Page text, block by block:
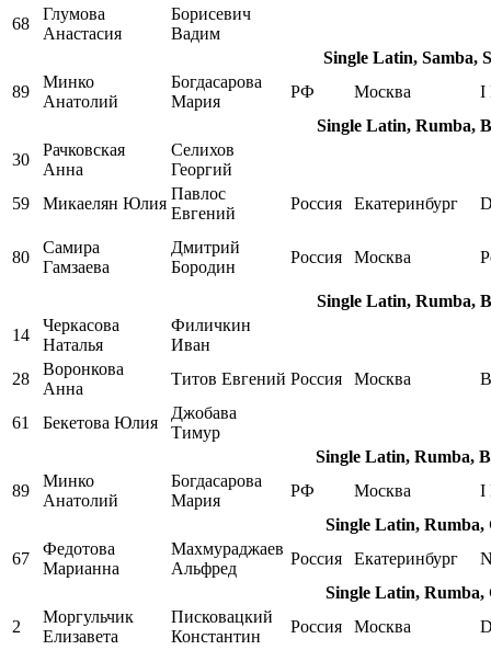
68
Глумова
Анастасия
Борисевич
Вадим
Single Latin, Samba,
89
Минко
Анатолий
Богдасарова
Мария
РФ Москва
I
Single Latin, Rumba,
30
Рачковская
Анна
Селихов
Георгий
59
Микаелян Юлия
Павлос
Евгений
Россия Екатеринбург
80
Самира
Гамзаева
Дмитрий
Бородин
Россия Москва
Single Latin, Rumba,
14
Черкасова
Наталья
Филичкин
Иван
28
Воронкова
Анна
Титов Евгений Россия Москва
61 Бекетова Юлия
Джобава
Тимур
Single Latin, Rumba,
89
Минко
Анатолий
Богдасарова
Мария
РФ Москва
I
Single Latin, Rumba,
67
Федотова
Марианна
Махмураджаев
Альфред
Россия Екатеринбург
Single Latin, Rumba,
2
Моргульчик
Елизавета
Писковацкий
Константин
Россия Москва